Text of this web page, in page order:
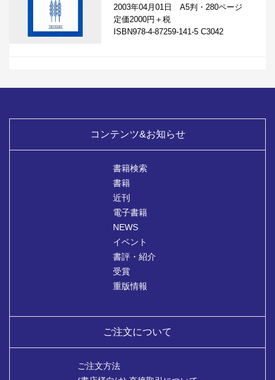
2003年04月01日 A5判・280ページ
定価2000円＋税
ISBN978-4-87259-141-5 C3042
コンテンツ&お知らせ
書籍検索
書籍
近刊
電子書籍
NEWS
イベント
書評・紹介
受賞
重版情報
ご注文について
ご注文方法